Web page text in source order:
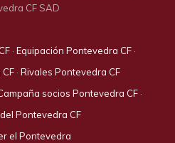
CF SAD
· Equipación Pontevedra CF·
· Rivales Pontevedra CF
socios Pontevedra CF ·
Pontevedra CF
el Pontevedra